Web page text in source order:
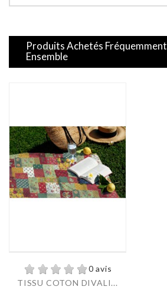
Produits Achetés Fréquemment
Ensemble
0 avis
TISSU COTON DIVALI...